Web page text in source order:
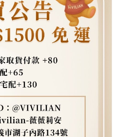
供之「AFTEE先享後付」服務完成之交
資料，並將交易相關給付款項請求債
以下網址：
辦者引起之損失，本公司不負相關責
依據個別帳號之用戶狀況，依本公司即
額度不足之情形，本公司將視審查結果
用戶之使用額度並採取法律行動。
查看運費